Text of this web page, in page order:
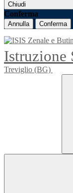
Chiudi
Conferma
Annulla Conferma
Istruzione
Treviglio (BG)